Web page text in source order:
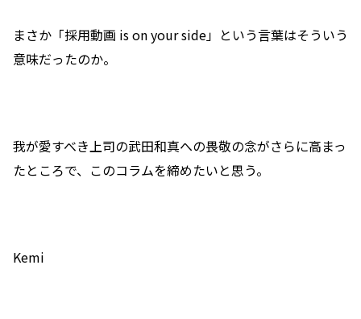
まさか「採用動画 is on your side」という言葉はそういう
意味だったのか。
我が愛すべき上司の武田和真への畏敬の念がさらに高まっ
たところで、このコラムを締めたいと思う。
Kemi